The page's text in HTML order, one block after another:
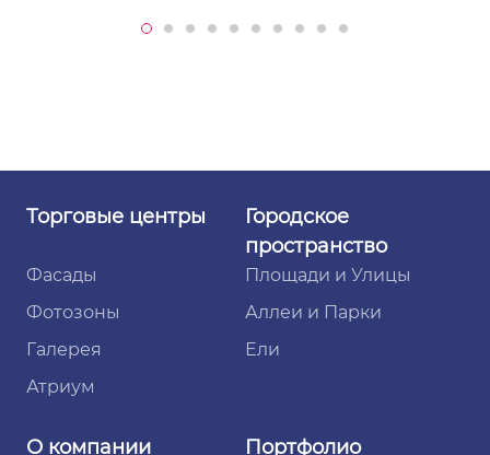
Торговые центры
Фасады
Фотозоны
Галерея
Атриум
Городское
пространство
Площади и Улицы
Аллеи и Парки
Ели
О компании Портфолио